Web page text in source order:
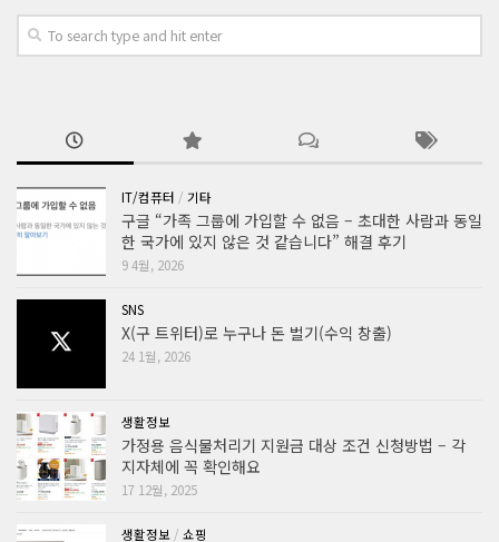
IT/컴퓨터 / 기타
구글 “가족 그룹에 가입할 수 없음 – 초대한 사람과 동일
한 국가에 있지 않은 것 같습니다” 해결 후기
9 4월, 2026
SNS
X(구 트위터)로 누구나 돈 벌기(수익 창출)
24 1월, 2026
생활정보
가정용 음식물처리기 지원금 대상 조건 신청방법 – 각
지자체에 꼭 확인해요
17 12월, 2025
생활정보 / 쇼핑